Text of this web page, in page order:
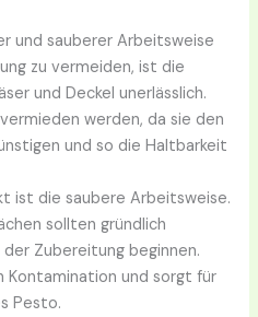
und sauberer Arbeitsweise
zu vermeiden, ist die
und Deckel unerlässlich.
werden, da sie den
und so die Haltbarkeit
ist die saubere Arbeitsweise.
sollten gründlich
Zubereitung beginnen.
Kontamination und sorgt für
Pesto.